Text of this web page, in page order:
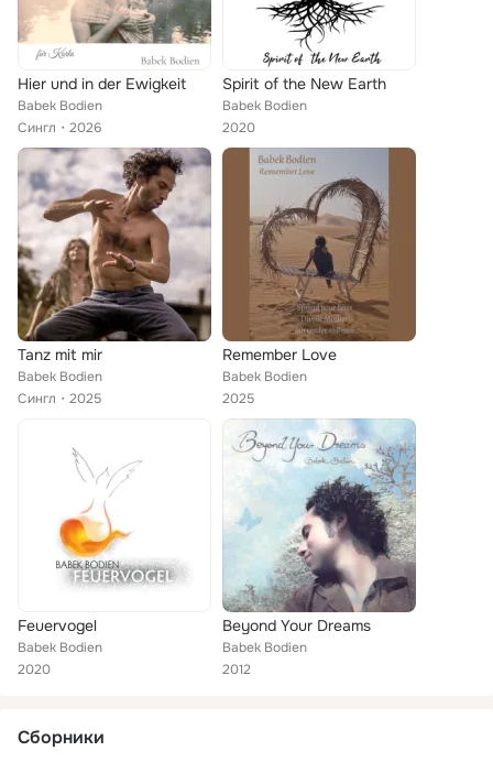
Hier und in der Ewigkeit
Babek Bodien
Сингл
2026
Spirit of the New Earth
Babek Bodien
2020
Tanz mit mir
Babek Bodien
Сингл
2025
Remember Love
Babek Bodien
2025
Feuervogel
Babek Bodien
2020
Beyond Your Dreams
Babek Bodien
2012
Сборники